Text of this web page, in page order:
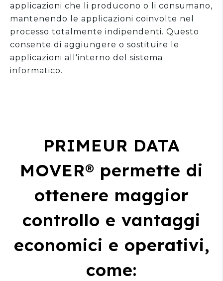
applicazioni che li producono o li consumano,
mantenendo le applicazioni coinvolte nel
processo totalmente indipendenti. Questo
consente di aggiungere o sostituire le
applicazioni all'interno del sistema
informatico.
PRIMEUR DATA
MOVER® permette di
ottenere maggior
controllo e vantaggi
economici e operativi,
come: